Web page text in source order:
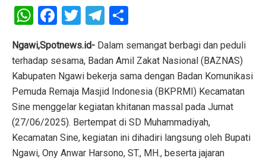
W
h
at
s
A
p
p
F
a
ce
b
o
o
k
T
wi
tt
er
T
el
e
gr
a
m
ar
e
Ngawi,Spotnews.id- Dalam semangat berbagi dan peduli
terhadap sesama, Badan Amil Zakat Nasional (BAZNAS)
Kabupaten Ngawi bekerja sama dengan Badan Komunikasi
Pemuda Remaja Masjid Indonesia (BKPRMI) Kecamatan
Sine menggelar kegiatan khitanan massal pada Jumat
(27/06/2025). Bertempat di SD Muhammadiyah,
Kecamatan Sine, kegiatan ini dihadiri langsung oleh Bupati
Ngawi, Ony Anwar Harsono, ST., MH., beserta jajaran